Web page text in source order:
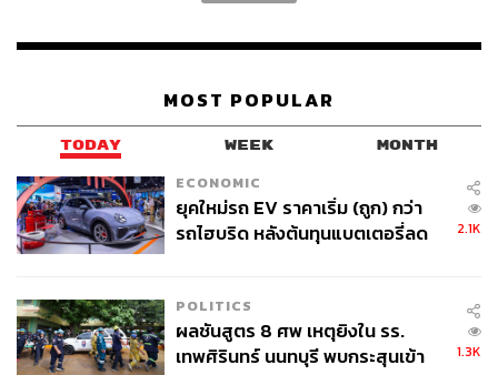
MOST POPULAR
TODAY WEEK MONTH
ECONOMIC
ยุคใหม่รถ EV ราคาเริ่ม (ถูก) กว่า
รถไฮบริด หลังต้นทุนแบตเตอรี่ลด
2.1K
POLITICS
ผลชันสูตร 8 ศพ เหตุยิงใน รร.
เทพศิรินทร์ นนทบุรี พบกระสุนเข้า
1.3K